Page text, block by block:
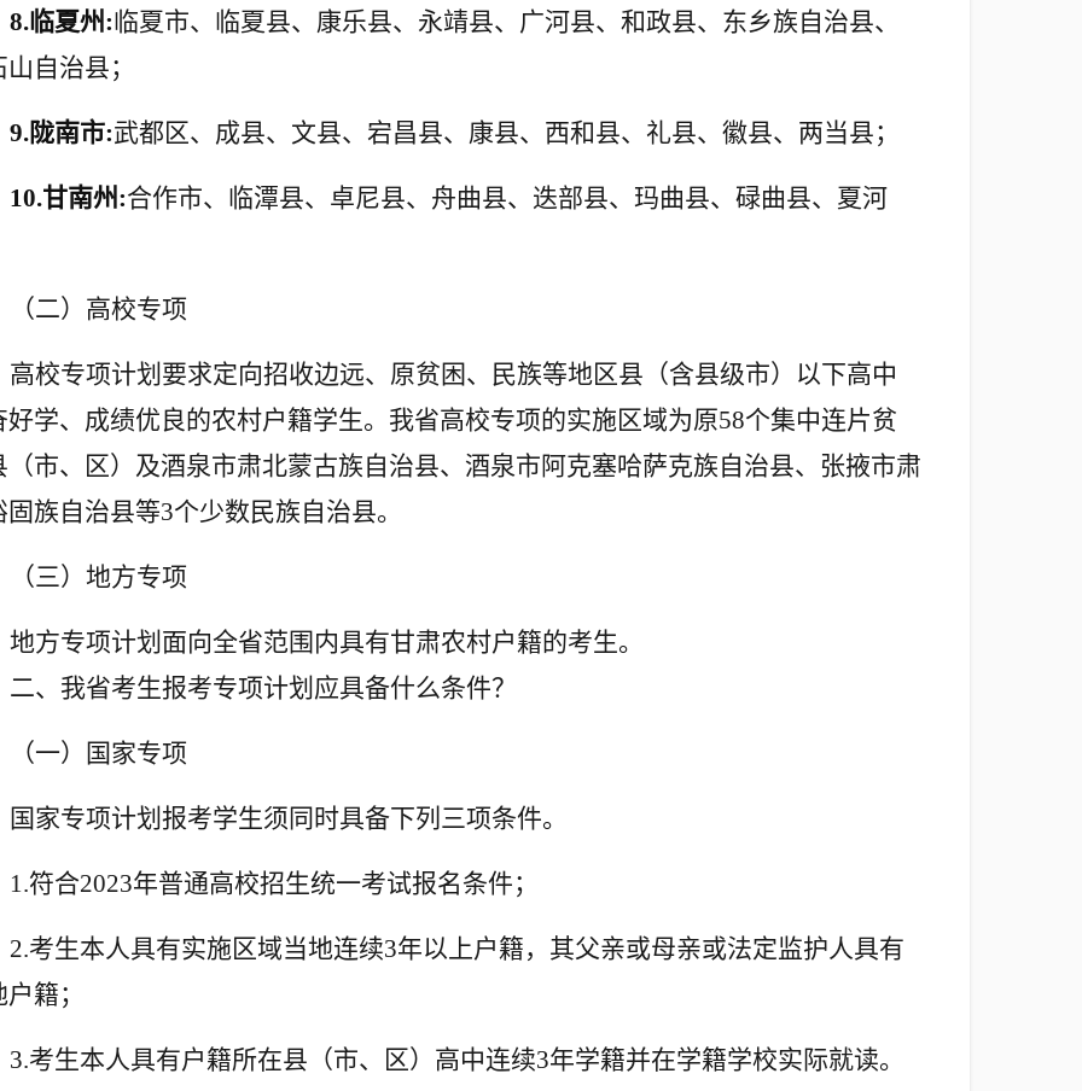
8.临夏州:临夏市、临夏县、康乐县、永靖县、广河县、和政县、 东乡族自治县、
自治县；
9.陇南市:武都区、成县、文县、宕昌县、康县、西和县、礼县、徽县、两当县；
10.甘南州:合作市、临潭县、卓尼县、舟曲县、迭部县、玛曲县、碌曲县、夏河
（二）高校专项
高校专项计划要求定向招收边远、原贫困、民族等地区县（含县级市）以下高中
好学、成绩优良的农村户籍学生。我省高校专项的实施区域为原58个集中连片贫
（市、区）及酒泉市肃北蒙古族自治县、酒泉市阿克塞哈萨克族自治县、张掖市肃
固族自治县等3个少数民族自治县。
（三）地方专项
地方专项计划面向全省范围内具有甘肃农村户籍的考生。
二、我省考生报考专项计划应具备什么条件？
（一）国家专项
国家专项计划报考学生须同时具备下列三项条件。
1.符合2023年普通高校招生统一考试报名条件；
2.考生本人具有实施区域当地连续3年以上户籍，其父亲或母亲或法定监护人具有
籍；
3.考生本人具有户籍所在县（市、区）高中连续3年学籍并在学籍学校实际就读。